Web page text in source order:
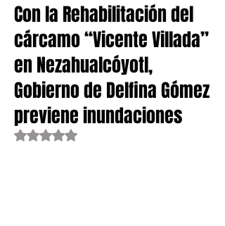
Con la Rehabilitación del
cárcamo “Vicente Villada”
en Nezahualcóyotl,
Gobierno de Delfina Gómez
previene inundaciones
Obtuvo NaN de 5 estrellas.